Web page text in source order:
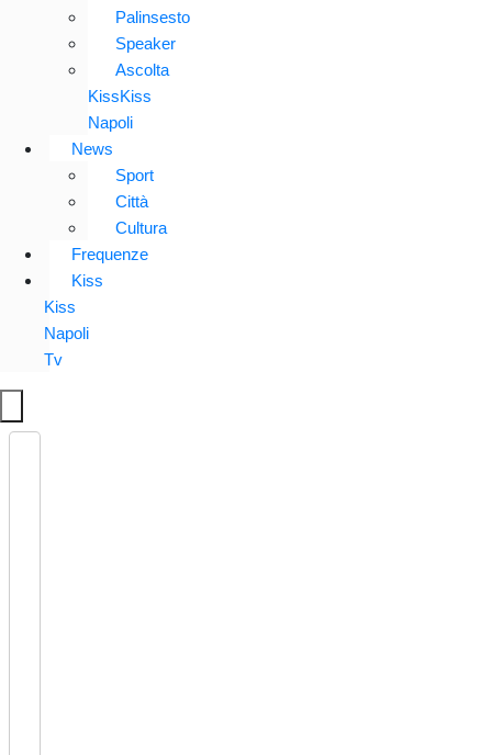
Palinsesto
Speaker
Ascolta
KissKiss
Napoli
News
Sport
Città
Cultura
Frequenze
Kiss
Kiss
Napoli
Tv